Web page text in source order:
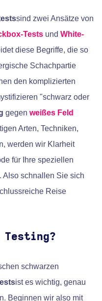
sind zwei Ansätze von
Tests und White-
diese Begriffe, die so
Schachpartie
den komplizierten
"schwarz oder
gegen weißes Feld
Arten, Techniken,
werden wir Klarheit
für Ihre speziellen
Also schnallen Sie sich
Reise
Testing?
schwarzen
ist es wichtig, genau
Beginnen wir also mit